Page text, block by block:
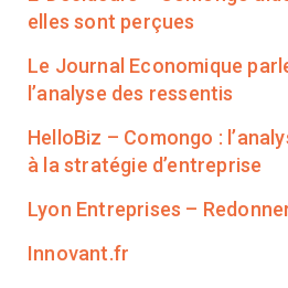
elles sont perçues
Le Journal Economique
l’analyse des ressentis
HelloBiz – Comongo :
à la stratégie d’entreprise
Lyon Entreprises –
Innovant.fr